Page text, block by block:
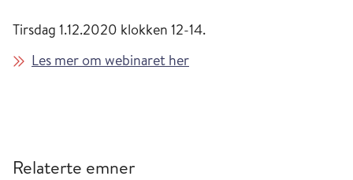
Tirsdag 1.12.2020 klokken 12-14.
Les mer om webinaret her
Relaterte emner